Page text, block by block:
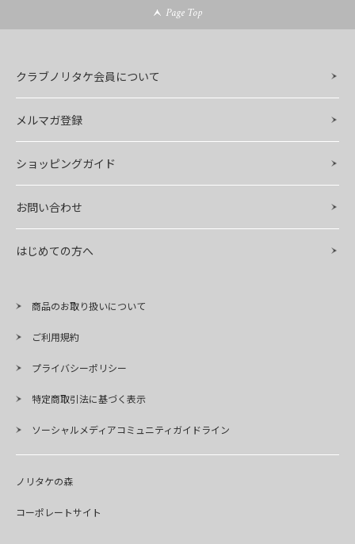
Page Top
クラブノリタケ会員について
メルマガ登録
ショッピングガイド
お問い合わせ
はじめての方へ
商品のお取り扱いについて
ご利用規約
プライバシーポリシー
特定商取引法に基づく表示
ソーシャルメディアコミュニティガイドライン
ノリタケの森
コーポレートサイト